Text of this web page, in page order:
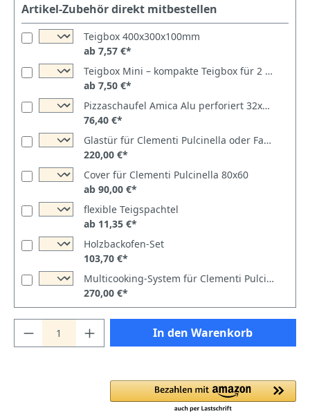
Artikel-Zubehör direkt mitbestellen
Teigbox 400x300x100mm
ab 7,57 €*
Teigbox Mini – kompakte Teigbox für 2 Teiglinge
ab 7,50 €*
Pizzaschaufel Amica Alu perforiert 32x32cm
76,40 €*
Glastür für Clementi Pulcinella oder Family 80x60
220,00 €*
Cover für Clementi Pulcinella 80x60
ab 90,00 €*
flexible Teigspachtel
ab 11,35 €*
Holzbackofen-Set
103,70 €*
Multicooking-System für Clementi Pulcinella oder Family 80x60
270,00 €*
In den Warenkorb